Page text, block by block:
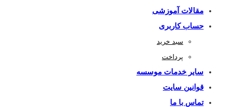
مقالات آموزشی
حساب کاربری
سبد خرید
پرداخت
سایر خدمات موسسه
قوانین سایت
تماس با ما